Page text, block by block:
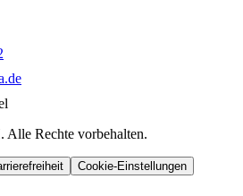
Alle Rechte vorbehalten.
Cookie-Einstellungen